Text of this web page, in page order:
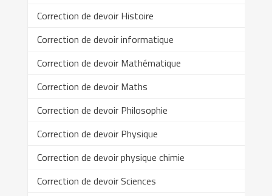
Correction de devoir Histoire
Correction de devoir informatique
Correction de devoir Mathématique
Correction de devoir Maths
Correction de devoir Philosophie
Correction de devoir Physique
Correction de devoir physique chimie
Correction de devoir Sciences